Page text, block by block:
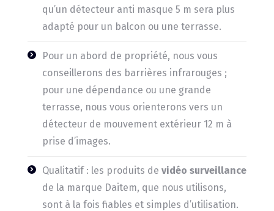
qu’un détecteur anti masque 5 m sera plus
adapté pour un balcon ou une terrasse.
Pour un abord de propriété, nous vous
conseillerons des barrières infrarouges ;
pour une dépendance ou une grande
terrasse, nous vous orienterons vers un
détecteur de mouvement extérieur 12 m à
prise d’images.
Qualitatif : les produits de vidéo surveillance
de la marque Daitem, que nous utilisons,
sont à la fois fiables et simples d’utilisation.